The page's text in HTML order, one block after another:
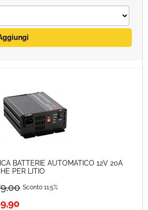
BATTERIE AUTOMATICO 12V 20A
PER LITIO
Sconto 11.5%